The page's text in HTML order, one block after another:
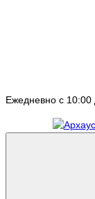
Ежедневно с 10:00